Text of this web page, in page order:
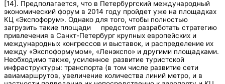
[14]. Предполагается, что в Петербургский международный
экономический форум в 2014 году пройдет уже на площадках
КЦ «Экспофорум». Однако для того, чтобы полностью
загрузить такие площади предстоит разработать стратегию
привлечения в Санкт-Петербург крупных европейских и
международных конгрессов и выставок, и распределение их
между «Экспоформумом», «Ленэкспо» и другими площадками.
Необходимо также, усиленное развитие туристской
инфраструктуры: транспорта (в том числе развитие сети
авиамаршрутов, увеличение количества линий метро, и в